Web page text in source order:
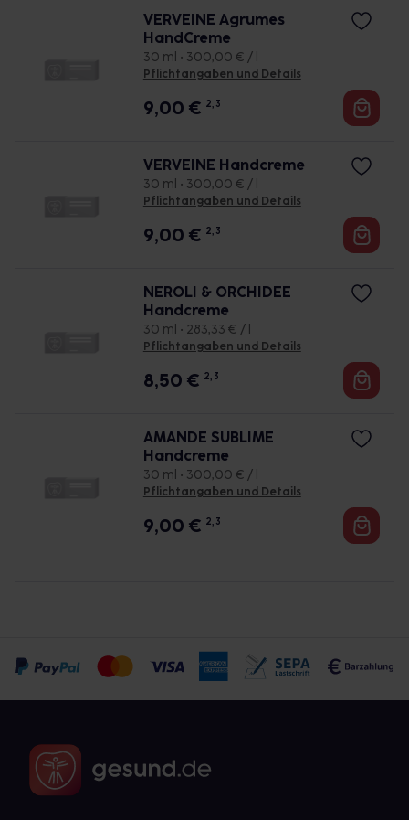
VERVEINE Agrumes
HandCreme
30 ml • 300,00 € / l
Pflichtangaben und Details
9,00 € 2, 3
VERVEINE Handcreme
30 ml • 300,00 € / l
Pflichtangaben und Details
9,00 € 2, 3
NEROLI & ORCHIDEE
Handcreme
30 ml • 283,33 € / l
Pflichtangaben und Details
8,50 € 2, 3
AMANDE SUBLIME
Handcreme
30 ml • 300,00 € / l
Pflichtangaben und Details
9,00 € 2, 3